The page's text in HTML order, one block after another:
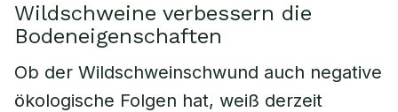
Wildschweine verbessern die
Bodeneigenschaften
Ob der Wildschweinschwund auch negative
ökologische Folgen hat, weiß derzeit